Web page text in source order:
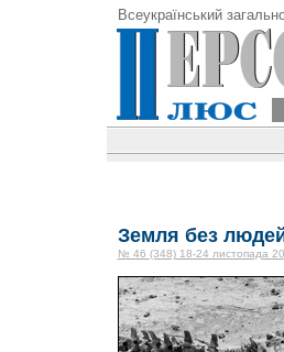
Всеукраїнський
Земля без
№ 46 (348) 18-24 листопада